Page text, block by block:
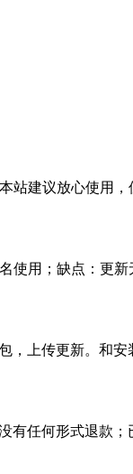
站建议放心使用
用；缺点：更新
上传更新。和安
任何形式退款